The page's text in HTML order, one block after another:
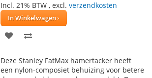
Incl. 21% BTW , excl. verzendkosten
In Winkelwagen
VOEG
AAN TE
Deze Stanley FatMax hamertacker heeft
een nylon-composiet behuizing voor betere